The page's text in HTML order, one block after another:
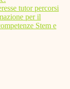
tutor percorsi
per il
Stem e